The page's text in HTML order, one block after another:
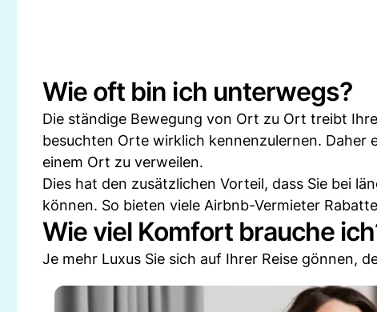
Wie oft bin ich unterwegs?
Die ständige Bewegung von Ort zu Ort treibt
besuchten Orte wirklich kennenzulernen. Daher
einem Ort zu verweilen.
Dies hat den zusätzlichen Vorteil, dass Sie bei
können. So bieten viele Airbnb-Vermieter
Wie viel Komfort brauche
Je mehr Luxus Sie sich auf Ihrer Reise gönnen,